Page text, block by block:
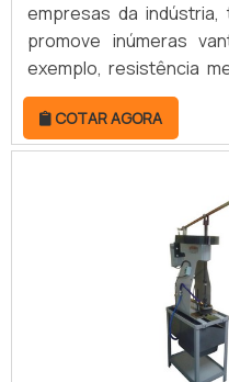
empresas da
promove inúmeras
exemplo, resistência
processo também é
cromático, ou seja,
íons de cromo nos
aplicações mais
PARA SUPERFÍCIE
pode ser feito em
COTAR AGORA